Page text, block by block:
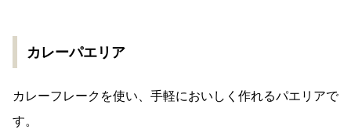
カレーパエリア
カレーフレークを使い、手軽においしく作れるパエリアで
す。